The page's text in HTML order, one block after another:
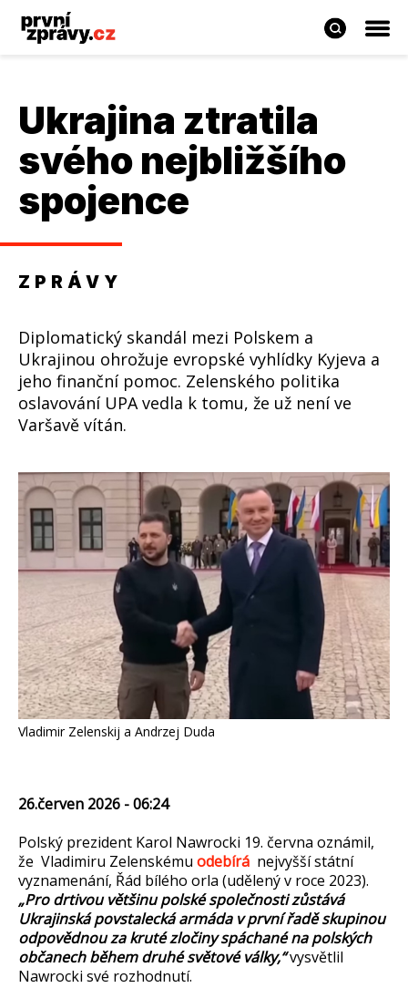
Ukrajina ztratila
svého nejbližšího
spojence
ZPRÁVY
Diplomatický skandál mezi Polskem a
Ukrajinou ohrožuje evropské vyhlídky Kyjeva a
jeho finanční pomoc. Zelenského politika
oslavování UPA vedla k tomu, že už není ve
Varšavě vítán.
Vladimir Zelenskij a Andrzej Duda
26.červen 2026 - 06:24
Polský prezident Karol Nawrocki 19. června oznámil,
že Vladimiru Zelenskému odebírá nejvyšší státní
vyznamenání, Řád bílého orla (udělený v roce 2023).
„Pro drtivou většinu polské společnosti zůstává
Ukrajinská povstalecká armáda v první řadě skupinou
odpovědnou za kruté zločiny spáchané na polských
občanech během druhé světové války,“vysvětlil
Nawrocki své rozhodnutí.